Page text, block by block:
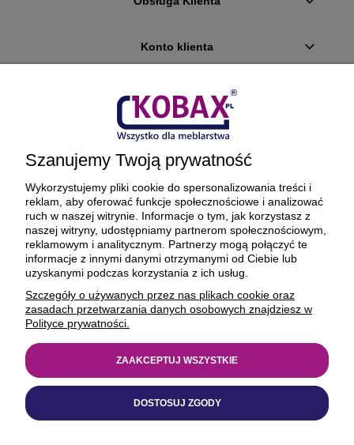
Konto klienta
Płatności i dostawa
Ciekawostki
O firmie
BEZPIECZNE PŁATNOŚCI ORAZ DOSTAWA
© 1977-2025kobax.pl
Realizacja
https://xeniadesign.pl/| Sklep
Szanujemy Twoją prywatność
Wykorzystujemy pliki cookie do spersonalizowania treści i
reklam, aby oferować funkcje społecznościowe i analizować
ruch w naszej witrynie. Informacje o tym, jak korzystasz z
naszej witryny, udostępniamy partnerom społecznościowym,
reklamowym i analitycznym. Partnerzy mogą połączyć te
informacje z innymi danymi otrzymanymi od Ciebie lub
uzyskanymi podczas korzystania z ich usług.
Szczegóły o używanych przez nas plikach cookie oraz
zasadach przetwarzania danych osobowych znajdziesz w
Polityce prywatności.
DOSTOSUJ ZGODY
ZAAKCEPTUJ WSZYSTKIE